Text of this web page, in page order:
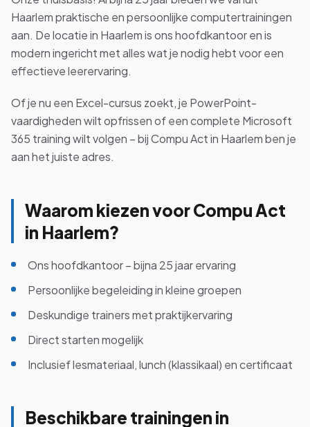
Bekijk alle cursussen
Bel ons: 023-5513409
Gratis studiegids downloaden
Haarlem praktische en persoonlijke computertrainingen
aan. De locatie in Haarlem is ons hoofdkantoor en is
modern ingericht met alles wat je nodig hebt voor een
effectieve leerervaring.
Of je nu een Excel-cursus zoekt, je PowerPoint-
vaardigheden wilt opfrissen of een complete Microsoft
365 training wilt volgen – bij Compu Act in Haarlem ben je
aan het juiste adres.
Waarom kiezen voor Compu Act
in Haarlem?
Ons hoofdkantoor – bijna 25 jaar ervaring
Persoonlijke begeleiding in kleine groepen
Deskundige trainers met praktijkervaring
Direct starten mogelijk
Inclusief lesmateriaal, lunch (klassikaal) en certificaat
Beschikbare trainingen in